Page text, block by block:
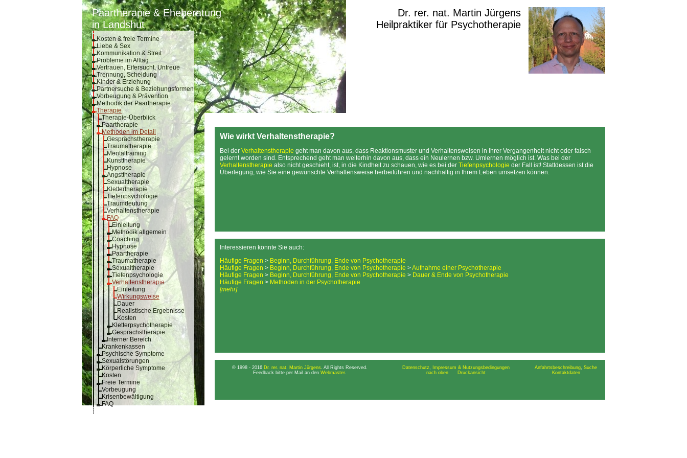
Paartherapie & Eheberatung
in Landshut
Dr. rer. nat. Martin Jürgens
Heilpraktiker für Psychotherapie
Kosten & freie Termine
Liebe & Sex
Kommunikation & Streit
Probleme im Alltag
Vertrauen, Eifersucht, Untreue
Trennung, Scheidung
Kinder & Erziehung
Partnersuche & Beziehungsformen
Vorbeugung & Prävention
Methodik der Paartherapie
Therapie
Therapie-Überblick
Paartherapie
Methoden im Detail
Gesprächstherapie
Traumatherapie
Mentaltraining
Kunsttherapie
Hypnose
Angsttherapie
Sexualtherapie
Klettertherapie
Tiefenpsychologie
Traumdeutung
Verhaltenstherapie
FAQ
Einleitung
Methodik allgemein
Coaching
Hypnose
Paartherapie
Traumatherapie
Sexualtherapie
Tiefenpsychologie
Verhaltenstherapie
Einleitung
Wirkungsweise
Dauer
Realistische Ergebnisse
Kosten
Kletterpsychotherapie
Gesprächstherapie
Interner Bereich
Krankenkassen
Psychische Symptome
Sexualstörungen
Körperliche Symptome
Kosten
Freie Termine
Vorbeugung
Krisenbewältigung
FAQ
Wie wirkt Verhaltenstherapie?
Bei der Verhaltenstherapie geht man davon aus, dass Reaktionsmuster und Verhaltensweisen in Ihrer Vergangenheit nicht oder falsch
gelernt worden sind. Entsprechend geht man weiterhin davon aus, dass ein Neulernen bzw. Umlernen möglich ist. Was bei der
Verhaltenstherapie also nicht geschieht, ist, in die Kindheit zu schauen, wie es bei der Tiefenpsychologie der Fall ist! Stattdessen ist die
Überlegung, wie Sie eine gewünschte Verhaltensweise herbeiführen und nachhaltig in Ihrem Leben umsetzen können.
Interessieren könnte Sie auch:
Häufige Fragen > Beginn, Durchführung, Ende von Psychotherapie
Häufige Fragen > Beginn, Durchführung, Ende von Psychotherapie >Aufnahme einer Psychotherapie
Häufige Fragen > Beginn, Durchführung, Ende von Psychotherapie > Dauer & Ende von Psychotherapie
Häufige Fragen > Methoden in der Psychotherapie
[mehr]
© 1998 - 2016 Dr. rer. nat. Martin Jürgens. All Rights Reserved.
Feedback bitte per Mail an den Webmaster.
Datenschutz,
Impressum & Nutzungsbedingungen
nach oben
Druckansicht
Anfahrtsbeschreibung, Suche
Kontaktdaten